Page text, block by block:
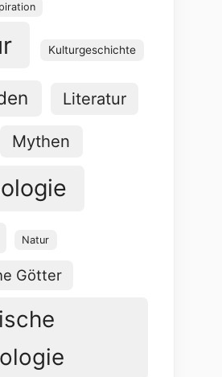
Kulturgeschichte
Literatur
Mythen
Natur
Götter